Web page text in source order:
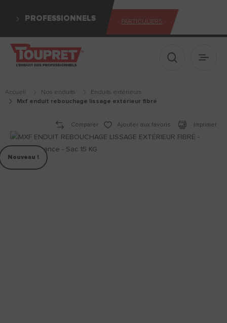
PROFESSIONNELS PARTICULIERS
Afficher le
Accueil Nos enduits
enduits extérieurs
mxf enduit rebouchage lissage extérieur fibré
Comparer Ajouter aux favoris Imprimer
Nouveau !